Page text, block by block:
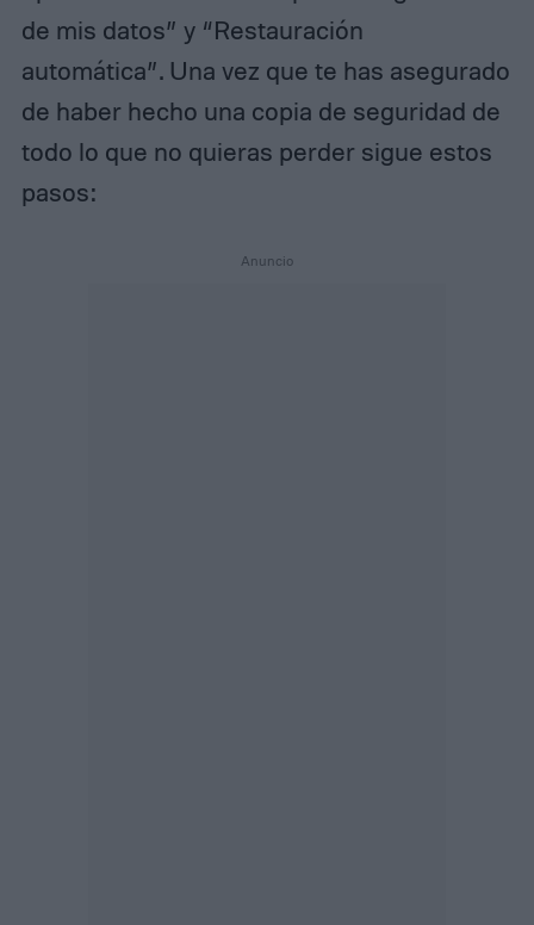
de mis datos” y “Restauración
automática”. Una vez que te has asegurado
de haber hecho una copia de seguridad de
todo lo que no quieras perder sigue estos
pasos: